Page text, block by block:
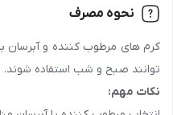
رایحه: میوه‌ای, ملایم, شیرین
مواد تشکیل دهنده:
مصنوعی اجتناب کنید.
نحوه مصرف
کرم های مرطوب کننده و آبرسان
توانند صبح و شب استفاده شوند.
نکات مهم: